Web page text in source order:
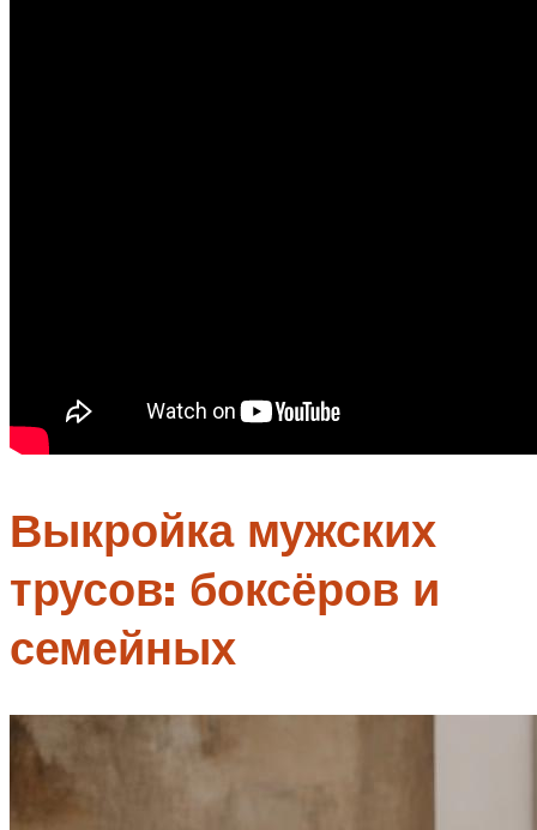
Выкройка мужских
трусов: боксёров и
семейных